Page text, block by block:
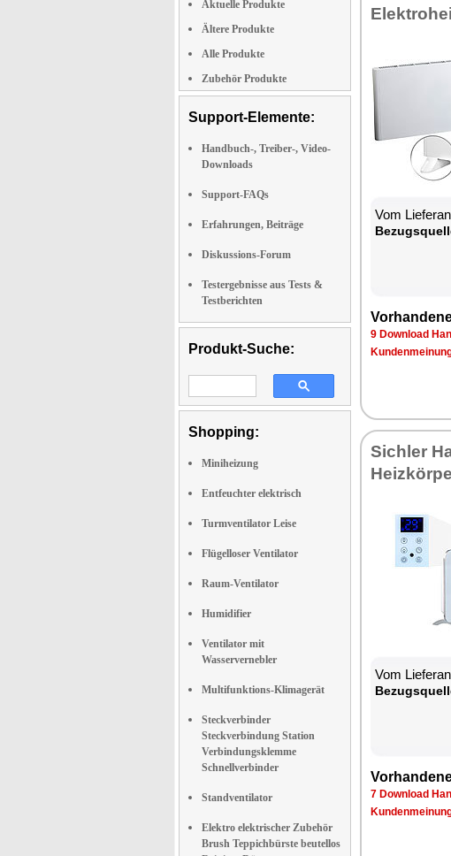
Aktuelle Produkte
Ältere Produkte
Alle Produkte
Zubehör Produkte
Support-Elemente:
Handbuch-, Treiber-, Video-
Downloads
Support-FAQs
Erfahrungen, Beiträge
Diskussions-Forum
Testergebnisse aus Tests &
Testberichten
Produkt-Suche:
Shopping:
Miniheizung
Entfeuchter elektrisch
Turmventilator Leise
Flügelloser Ventilator
Raum-Ventilator
Humidifier
Ventilator mit
Wasservernebler
Multifunktions-Klimagerät
Steckverbinder
Steckverbindung Station
Verbindungsklemme
Schnellverbinder
Standventilator
Elektro elektrischer Zubehör
Brush Teppichbürste beutellos
Vom
9 Download
Sichler
Vom
7 Download